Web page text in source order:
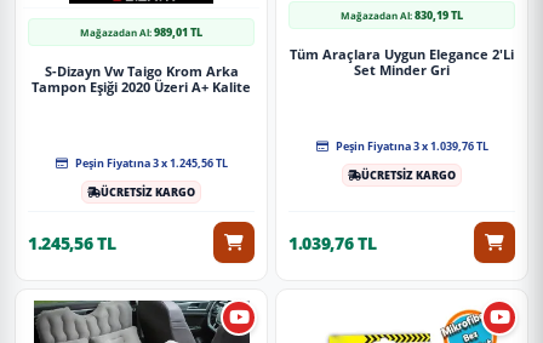
Mağazadan Al:989,01 TL
S-Dizayn Vw Taigo Krom Arka
Tampon Eşiği 2020 Üzeri A+ Kalite
Peşin Fiyatına 3 x 1.245,56 TL
ÜCRETSİZ KARGO
1.245,56 TL
Mağazadan Al:830,19 TL
Tüm Araçlara Uygun Elegance 2'Li
Set Minder Gri
Peşin Fiyatına 3 x 1.039,76 TL
ÜCRETSİZ KARGO
1.039,76 TL